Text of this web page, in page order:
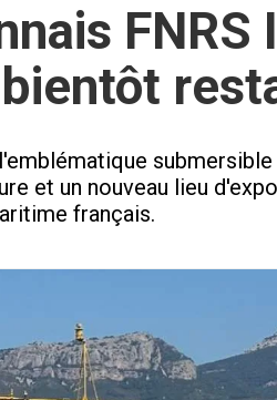
FNRS
et un nouveau lieu
français.